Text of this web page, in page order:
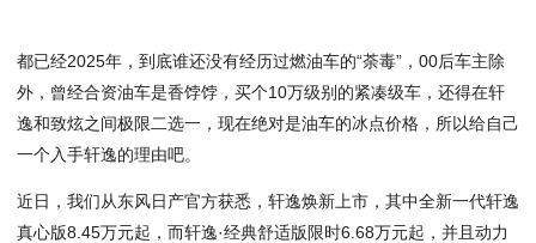
都已经2025年，到底谁还没有经历过燃油车的“荼毒”，00后车主除
外，曾经合资油车是香饽饽，买个10万级别的紧凑级车，还得在轩
逸和致炫之间极限二选一， 现在绝对是油车的冰点价格 ，所以给自己
一个入手轩逸的理由吧。
近日，我们从东风日产官方获悉，轩逸焕新 上市 ，其中全新一代轩逸
真心版8. 45万元起，而轩逸·经典舒适版限时6.68万元起，并且 动力